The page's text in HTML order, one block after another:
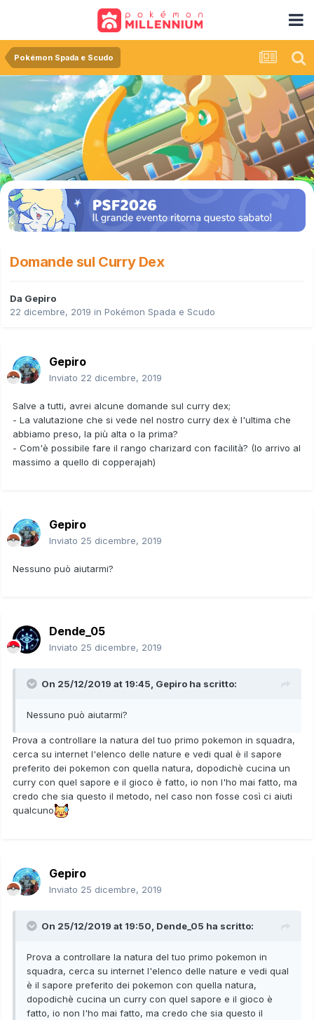
Pokémon Spada e Scudo
Domande sul Curry Dex
Da Gepiro
22 dicembre, 2019 in Pokémon Spada e Scudo
Gepiro
Inviato 22 dicembre, 2019
Salve a tutti, avrei alcune domande sul curry dex;
- La valutazione che si vede nel nostro curry dex è l'ultima che
abbiamo preso, la più alta o la prima?
- Com'è possibile fare il rango charizard con facilità? (Io arrivo al
massimo a quello di copperajah)
Gepiro
Inviato 25 dicembre, 2019
Nessuno può aiutarmi?
Dende_05
Inviato 25 dicembre, 2019
On 25/12/2019 at 19:45, Gepiro ha scritto:
Nessuno può aiutarmi?
Prova a controllare la natura del tuo primo pokemon in squadra,
cerca su internet l'elenco delle nature e vedi qual è il sapore
preferito dei pokemon con quella natura, dopodichè cucina un
curry con quel sapore e il gioco è fatto, io non l'ho mai fatto, ma
credo che sia questo il metodo, nel caso non fosse così ci aiuti
qualcuno
Gepiro
Inviato 25 dicembre, 2019
On 25/12/2019 at 19:50, Dende_05 ha scritto:
Prova a controllare la natura del tuo primo pokemon in
squadra, cerca su internet l'elenco delle nature e vedi qual
è il sapore preferito dei pokemon con quella natura,
dopodichè cucina un curry con quel sapore e il gioco è
fatto, io non l'ho mai fatto, ma credo che sia questo il